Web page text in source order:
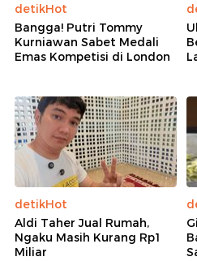
detikHot
Bangga! Putri Tommy
Kurniawan Sabet Medali
Emas Kompetisi di London
detikHot
Aldi Taher Jual Rumah,
Ngaku Masih Kurang Rp1
Miliar